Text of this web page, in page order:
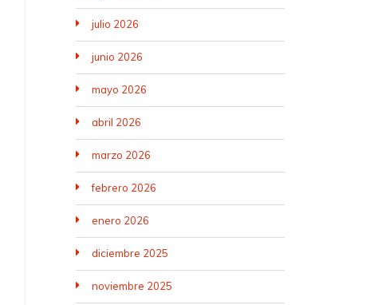
julio 2026
junio 2026
mayo 2026
abril 2026
marzo 2026
febrero 2026
enero 2026
diciembre 2025
noviembre 2025